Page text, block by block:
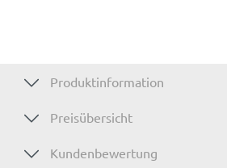
Produktinformation
Preisübersicht
Kundenbewertung